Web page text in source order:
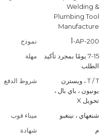
Welding &
Plumbing Tool
Manufacture
نموذج
AP-200-أ
مهلة
7-15 يومًا بمجرد تأكيد
الطلب
شروط الدفع
T / T ، ويسترن
يونيون ، باي بال ،
تحويل X
ميناء فوب
شنغهاي ، نينغبو
شهادة
م